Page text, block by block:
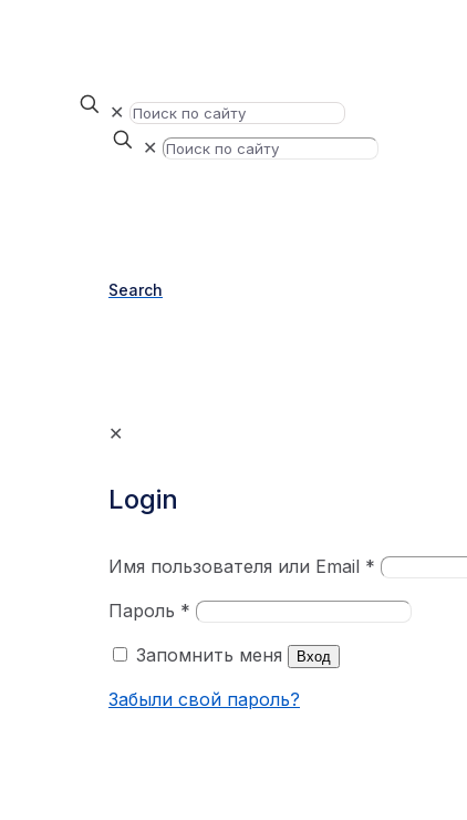
✕
✕
Search
✕
Login
Имя пользователя или Email *
Пароль *
Запомнить меня
Вход
Забыли свой пароль?